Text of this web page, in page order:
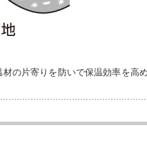
の片寄りを防いで保温効率を高